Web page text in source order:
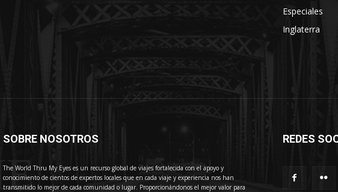
Especiales
Inglaterra
SOBRE NOSOTROS
The World Thru My Eyes es un recurso global de viajes fortalecida con el apoyo y
conocimiento de cientos de expertos locales que en cada viaje y experiencia nos han
transmitido lo mejor de cada comunidad o lugar. Proporcionándonos el mejor valor para
REDES